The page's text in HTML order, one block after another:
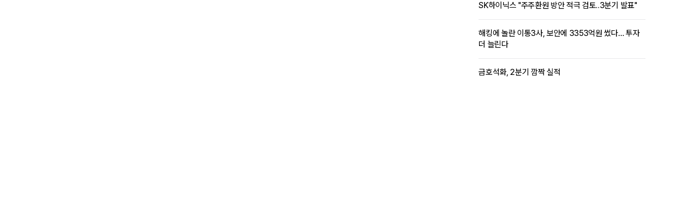
SK하이닉스 "주주환원 방안 적극 검토..3분기 발표"
해킹에 놀란 이통3사, 보안에 3353억원 썼다… 투자
더 늘린다
금호석화, 2분기 깜짝 실적